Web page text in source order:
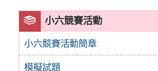
小六競賽活動
小六競賽活動簡章
模擬試題